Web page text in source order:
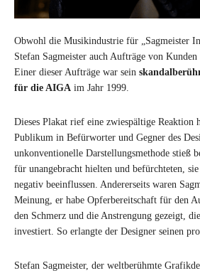
Obwohl die Musikindustrie für „Sagmeister
Stefan Sagmeister auch Aufträge von Kunden
Einer dieser Aufträge war sein
für die AIGA im Jahr 1999.
Dieses Plakat rief eine zwiespältige Reaktion
Publikum in Befürworter und Gegner des
unkonventionelle Darstellungsmethode stieß
für unangebracht hielten und befürchteten,
negativ beeinflussen. Andererseits waren
Meinung, er habe Opferbereitschaft für den
den Schmerz und die Anstrengung gezeigt,
investiert. So erlangte der Designer seinen
Stefan Sagmeister, der weltberühmte